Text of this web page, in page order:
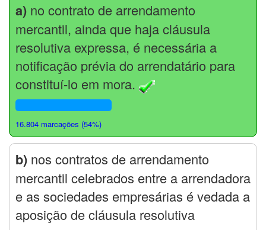
a) no contrato de arrendamento
mercantil, ainda que haja cláusula
resolutiva expressa, é necessária a
notificação prévia do arrendatário para
constituí-lo em mora.
16.804 marcações (54%)
b) nos contratos de arrendamento
mercantil celebrados entre a arrendadora
e as sociedades empresárias é vedada a
aposição de cláusula resolutiva